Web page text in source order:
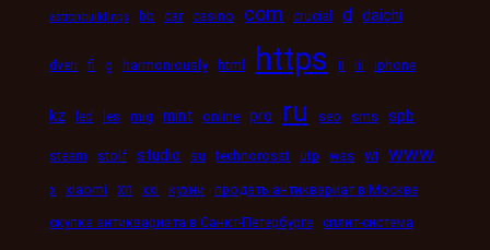
astronbuildings bb car casino com crucial d daichi
dveri fi g harmoniously html https ii iii iphone
kz led les mig mint online pro ru seo sms spb
steam stolf studio su technorosst utp was wi www
x xiaomi xn xxi кухни
продать антиквариат в Москве
скупка антиквариата в Санкт-Петербурге сплит-система